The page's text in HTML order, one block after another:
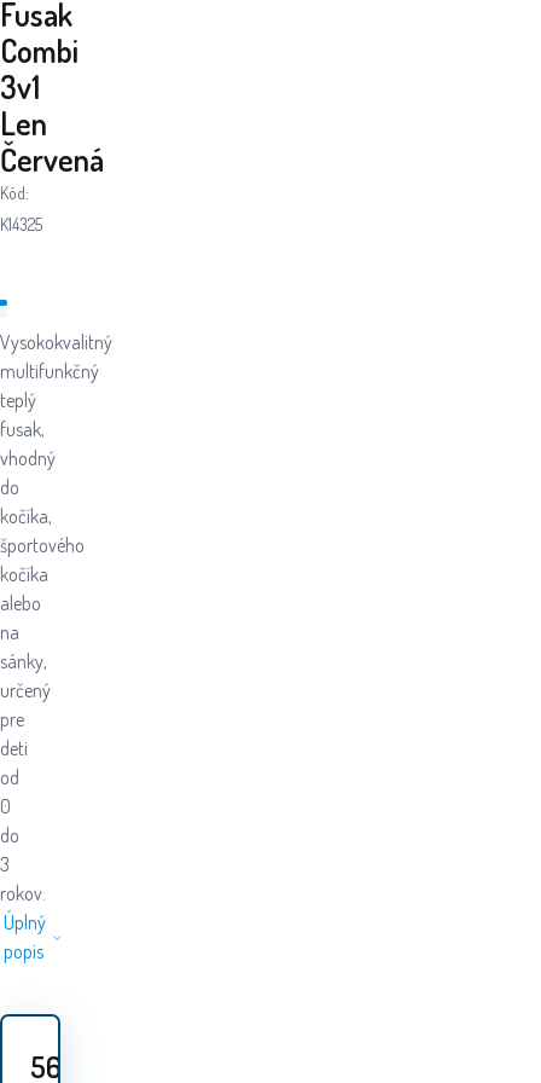
Fusak
Combi
3v1
Len
Červená
Kód:
K14325
Vysokokvalitný
multifunkčný
teplý
fusak,
vhodný
do
kočíka,
športového
kočíka
alebo
na
sánky,
určený
pre
deti
od
0
do
3
rokov.
Úplný
popis
56.70